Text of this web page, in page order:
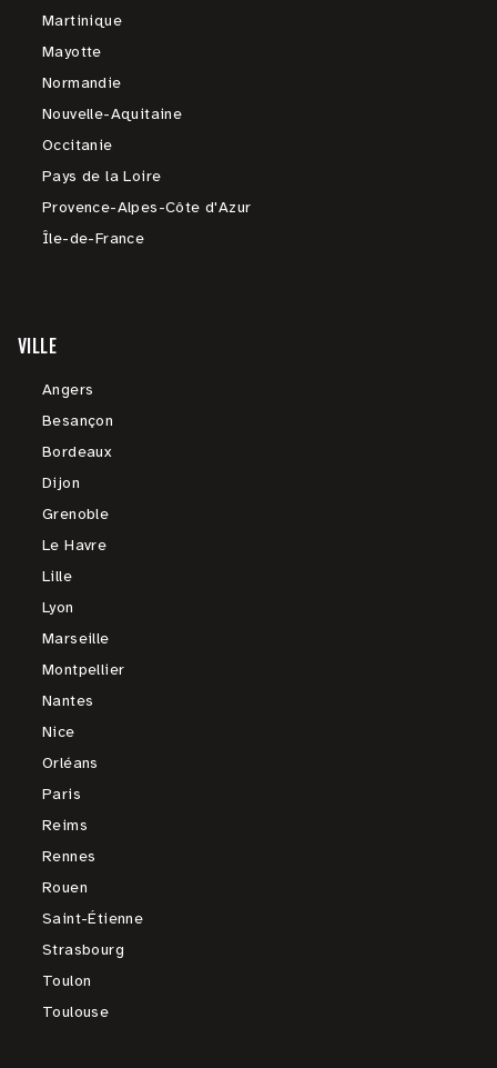
Martinique
Mayotte
Normandie
Nouvelle-Aquitaine
Occitanie
Pays de la Loire
Provence-Alpes-Côte d'Azur
Île-de-France
VILLE
Angers
Besançon
Bordeaux
Dijon
Grenoble
Le Havre
Lille
Lyon
Marseille
Montpellier
Nantes
Nice
Orléans
Paris
Reims
Rennes
Rouen
Saint-Étienne
Strasbourg
Toulon
Toulouse